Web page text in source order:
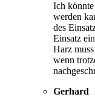
Ich
werden
des
Einsatz
Harz
wenn
Gerhard